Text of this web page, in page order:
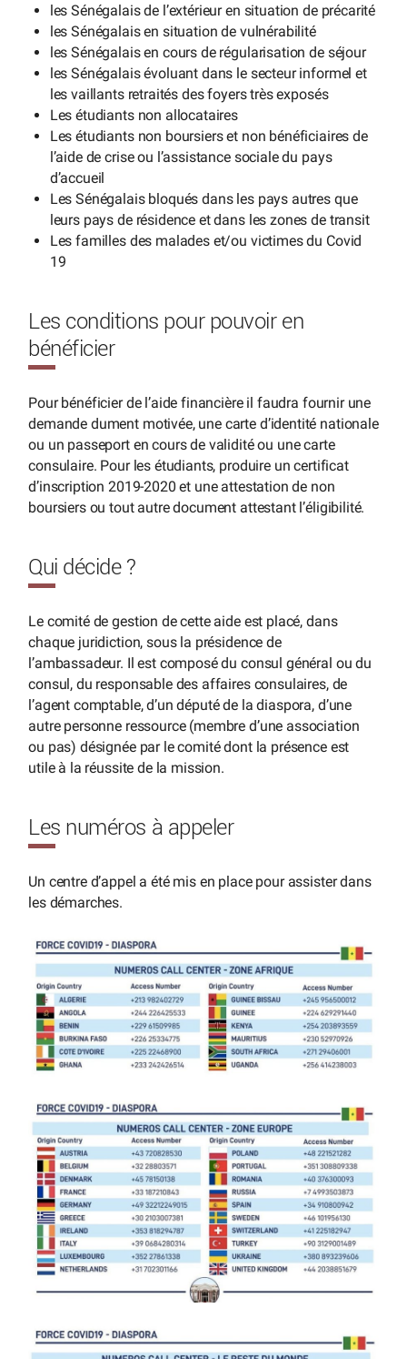
les Sénégalais de l’extérieur en situation de précarité
les Sénégalais en situation de vulnérabilité
les Sénégalais en cours de régularisation de séjour
les Sénégalais évoluant dans le secteur informel et
les vaillants retraités des foyers très exposés
Les étudiants non allocataires
Les étudiants non boursiers et non bénéficiaires de
l’aide de crise ou l’assistance sociale du pays
d’accueil
Les Sénégalais bloqués dans les pays autres que
leurs pays de résidence et dans les zones de transit
Les familles des malades et/ou victimes du Covid
19
Les conditions pour pouvoir en
bénéficier
Pour bénéficier de l’aide financière il faudra fournir une
demande dument motivée, une carte d’identité nationale
ou un passeport en cours de validité ou une carte
consulaire. Pour les étudiants, produire un certificat
d’inscription 2019-2020 et une attestation de non
boursiers ou tout autre document attestant l’éligibilité.
Qui décide ?
Le comité de gestion de cette aide est placé, dans
chaque juridiction, sous la présidence de
l’ambassadeur. Il est composé du consul général ou du
consul, du responsable des affaires consulaires, de
l’agent comptable, d’un député de la diaspora, d’une
autre personne ressource (membre d’une association
ou pas) désignée par le comité dont la présence est
utile à la réussite de la mission.
Les numéros à appeler
Un centre d’appel a été mis en place pour assister dans
les démarches.